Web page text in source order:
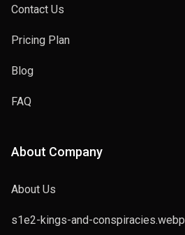
Contact Us
Pricing Plan
Blog
FAQ
About Company
About Us
s1e2-kings-and-conspiracies.webp